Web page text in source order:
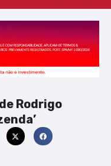
Rodrigo